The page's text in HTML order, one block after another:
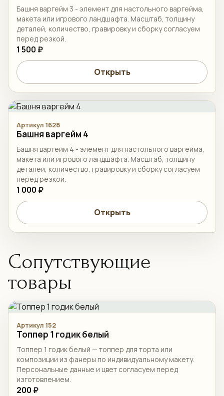
Башня варгейм 3 - элемент для настольного варгейма,
макета или игрового ландшафта. Масштаб, толщину
деталей, количество, гравировку и сборку согласуем
перед резкой.
1 500 ₽
Открыть
Артикул 1628
Башня варгейм 4
Башня варгейм 4 - элемент для настольного варгейма,
макета или игрового ландшафта. Масштаб, толщину
деталей, количество, гравировку и сборку согласуем
перед резкой.
1 000 ₽
Открыть
Сопутствующие
товары
Артикул 152
Топпер 1 годик белый
Топпер 1 годик белый — топпер для торта или
композиции из фанеры по индивидуальному макету.
Персональные данные и цвет согласуем перед
изготовлением.
200 ₽